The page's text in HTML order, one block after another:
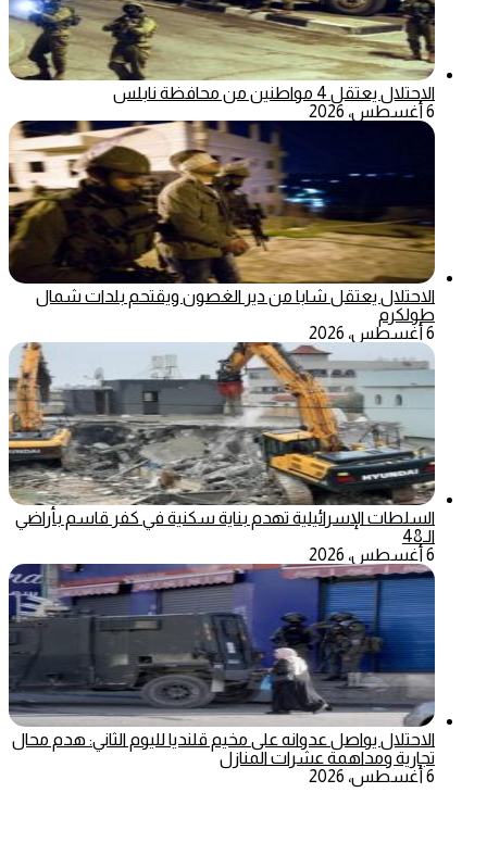
الاحتلال يعتقل 4 مواطنين من محافظة نابلس
6 أغسطس، 2026
الاحتلال يعتقل شابا من دير الغصون ويقتحم بلدات شمال
طولكرم
6 أغسطس، 2026
السلطات الإسرائيلية تهدم بناية سكنية في كفر قاسم بأراضي
الـ48
6 أغسطس، 2026
الاحتلال يواصل عدوانه على مخيم قلنديا لليوم الثاني: هدم محال
تجارية ومداهمة عشرات المنازل
6 أغسطس، 2026